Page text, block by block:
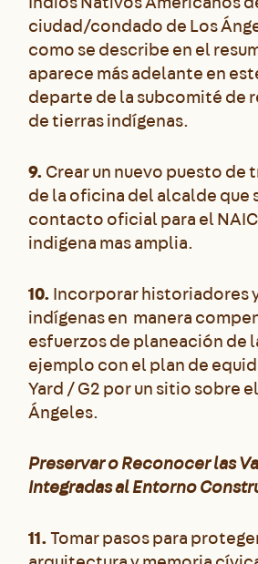
ciudad/condado de Los
como se describe en el
aparece más adelante en
departe de la subcomité de
de tierras indígenas.
9.Crear un nuevo puesto de
de la oficina del alcalde que
contacto oficial para el
indigena mas amplia.
10.Incorporar historiadores
indígenas en manera
esfuerzos de planeación de
ejemplo con el plan de
Yard / G2 por un sitio sobre
Ángeles.
Preservar o Reconocer las
Integradas al Entorno
11.Tomar pasos para